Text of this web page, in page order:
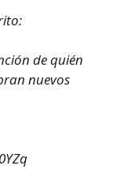
de quién
nuevos